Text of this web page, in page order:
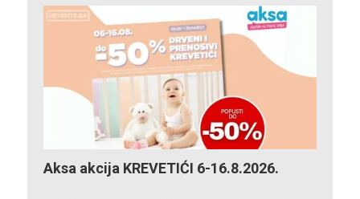
Aksa akcija KREVETIĆI 6-16.8.2026.